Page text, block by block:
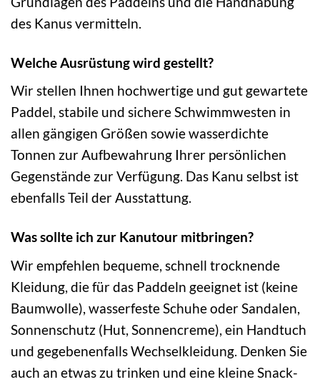
des Kanus vermitteln.
Welche Ausrüstung wird gestellt?
Wir stellen Ihnen hochwertige und gut gewartete
Paddel, stabile und sichere Schwimmwesten in
allen gängigen Größen sowie wasserdichte
Tonnen zur Aufbewahrung Ihrer persönlichen
Gegenstände zur Verfügung. Das Kanu selbst ist
ebenfalls Teil der Ausstattung.
Was sollte ich zur Kanutour mitbringen?
Wir empfehlen bequeme, schnell trocknende
Kleidung, die für das Paddeln geeignet ist (keine
Baumwolle), wasserfeste Schuhe oder Sandalen,
Sonnenschutz (Hut, Sonnencreme), ein Handtuch
und gegebenenfalls Wechselkleidung. Denken Sie
auch an etwas zu trinken und eine kleine Snack-